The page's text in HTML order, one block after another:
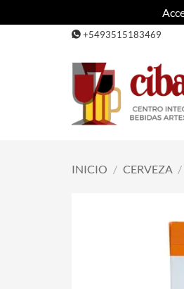
+5493515183469
INICIO / CERVEZA /